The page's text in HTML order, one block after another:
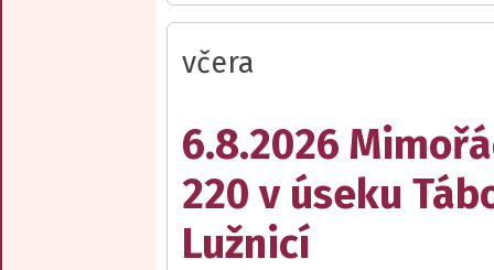
včera
6.8.2026
220 v úseku
Lužnicí